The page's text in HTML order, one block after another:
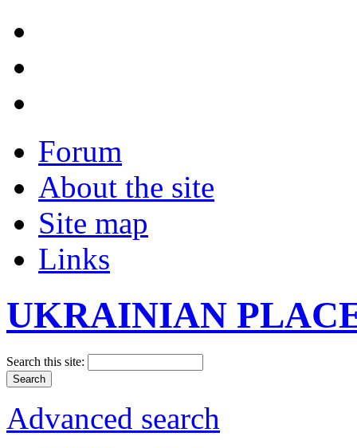
Forum
About the site
Site map
Links
UKRAINIAN
Search this site:
Advanced search